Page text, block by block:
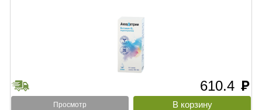
610.4 руб
Просмотр